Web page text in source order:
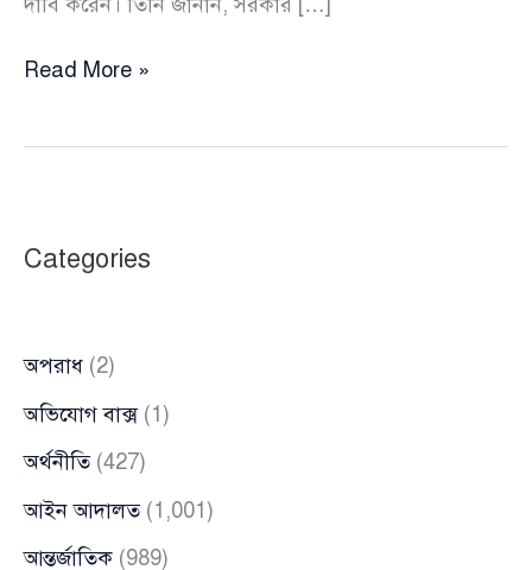
সরকারের
চামড়া:
Read More »
Categories
অপরাধ (2)
অভিযোগ বাক্স(1)
অর্থনীতি(427)
আইন আদালত(1,001)
আন্তর্জাতিক (989)